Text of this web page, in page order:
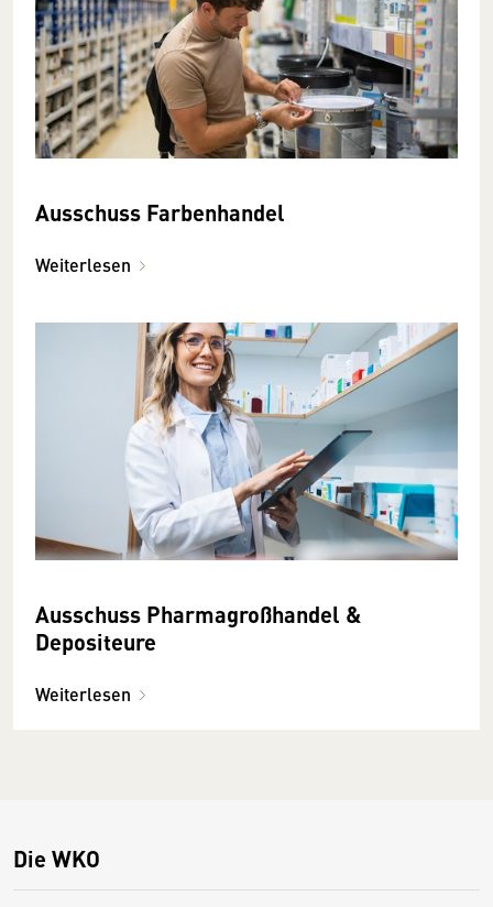
Ausschuss Farbenhandel
Weiterlesen
Ausschuss Pharmagroßhandel &
Depositeure
Weiterlesen
Die WKO